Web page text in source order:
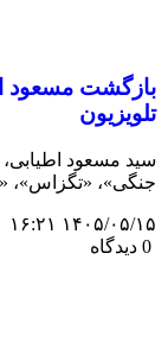
بازگشت مسعود
تلویزیون
سید مسعود
جنگی»، «تگزاس»،
۱۴۰۵/۰۵/۱۵ ۱۶:۲۱
0 دیدگاه